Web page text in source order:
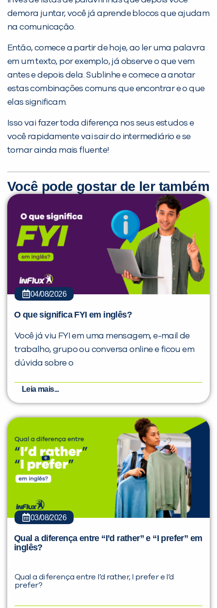
demora juntar, você já aprende blocos que ajudam
na comunicação.
Então, comece a partir de hoje, ao ler uma palavra
em um texto, por exemplo, já observe o que vem
antes e depois dela. Sublinhe e comece a anotar
estas combinações comuns que encontrar e o que
elas significam.
Isso vai fazer toda diferença nos seus estudos e
você rapidamente vai sair do intermediário e se
tornar ainda mais fluente!
Você pode gostar de ler também
04/08/2026
O que significa FYI em inglês?
Você já viu FYI em uma mensagem, e-mail de
trabalho, grupo ou conversa online e ficou em
dúvida sobre o
Leia mais...
03/08/2026
Qual a diferença entre “I’d rather” e “I prefer” em
inglês?
Qual a diferença entre I’d rather, I prefer e I’d
prefer?